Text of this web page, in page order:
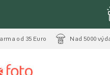
od 35 Euro Nad 5000